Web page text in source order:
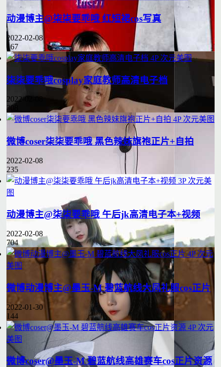
动漫博主@柒柒要乖哦 红短裙cos写真
2022-02-08
167
4P 次元美图
柒柒要乖哦cosplay家庭教师高清电子档
2022-02-08
308
4P 次元美图
微博coser柒柒要乖哦 黑色辣妹旗袍正片+自拍
2022-02-08
235
3P 次元美
图
动漫博主@柒柒要乖哦 午后jk高清电子本+视频
2022-02-08
704
4P 次元
美图
微博动漫博主@墨玉-M 碧蓝航线大凤礼服cos正片
2022-01-30
144
4P 次元
美图
微博coser@墨玉-M 碧蓝航线高雄赛车cos正片资源